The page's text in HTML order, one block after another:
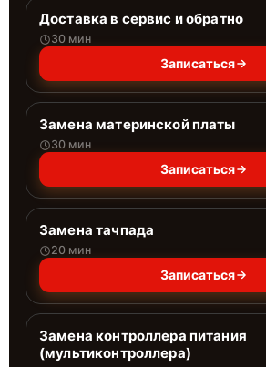
Доставка в сервис и обратно
30 мин
Записаться
Замена материнской платы
30 мин
Записаться
Замена тачпада
20 мин
Записаться
Замена контроллера питания
(мультиконтроллера)